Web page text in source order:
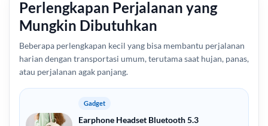
Perlengkapan Perjalanan yang
Mungkin Dibutuhkan
Beberapa perlengkapan kecil yang bisa membantu perjalanan
harian dengan transportasi umum, terutama saat hujan, panas,
atau perjalanan agak panjang.
Gadget
Earphone Headset Bluetooth 5.3